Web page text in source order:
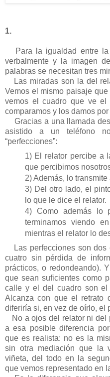
1.
Para la igualdad entre la
verbalmente y la imagen
palabras se necesitan tres
Las miradas son la del
Vemos el mismo paisaje
vemos el cuadro que ve
comparamos y los damos
Gracias a una llamada
asistido a un teléfono
“perfecciones”:
1) El relator percibe a
que percibimos
2) Además, lo
3) Del otro lado, el
lo que le dice el relator.
4) Como además lo
terminamos viendo
mientras el relator lo
Las perfecciones son dos
cuatro sin pérdida de
prácticos, o redondeando).
que sean suficientes como
calle y el del cuadro son el
Alcanza con que el retrato
diferiría si, en vez de oírlo, el
No a ojos del relator ni del
a esa posible diferencia
que es realista: no es la
sin otra mediación que la
viñeta, del todo en la
que vemos representado en